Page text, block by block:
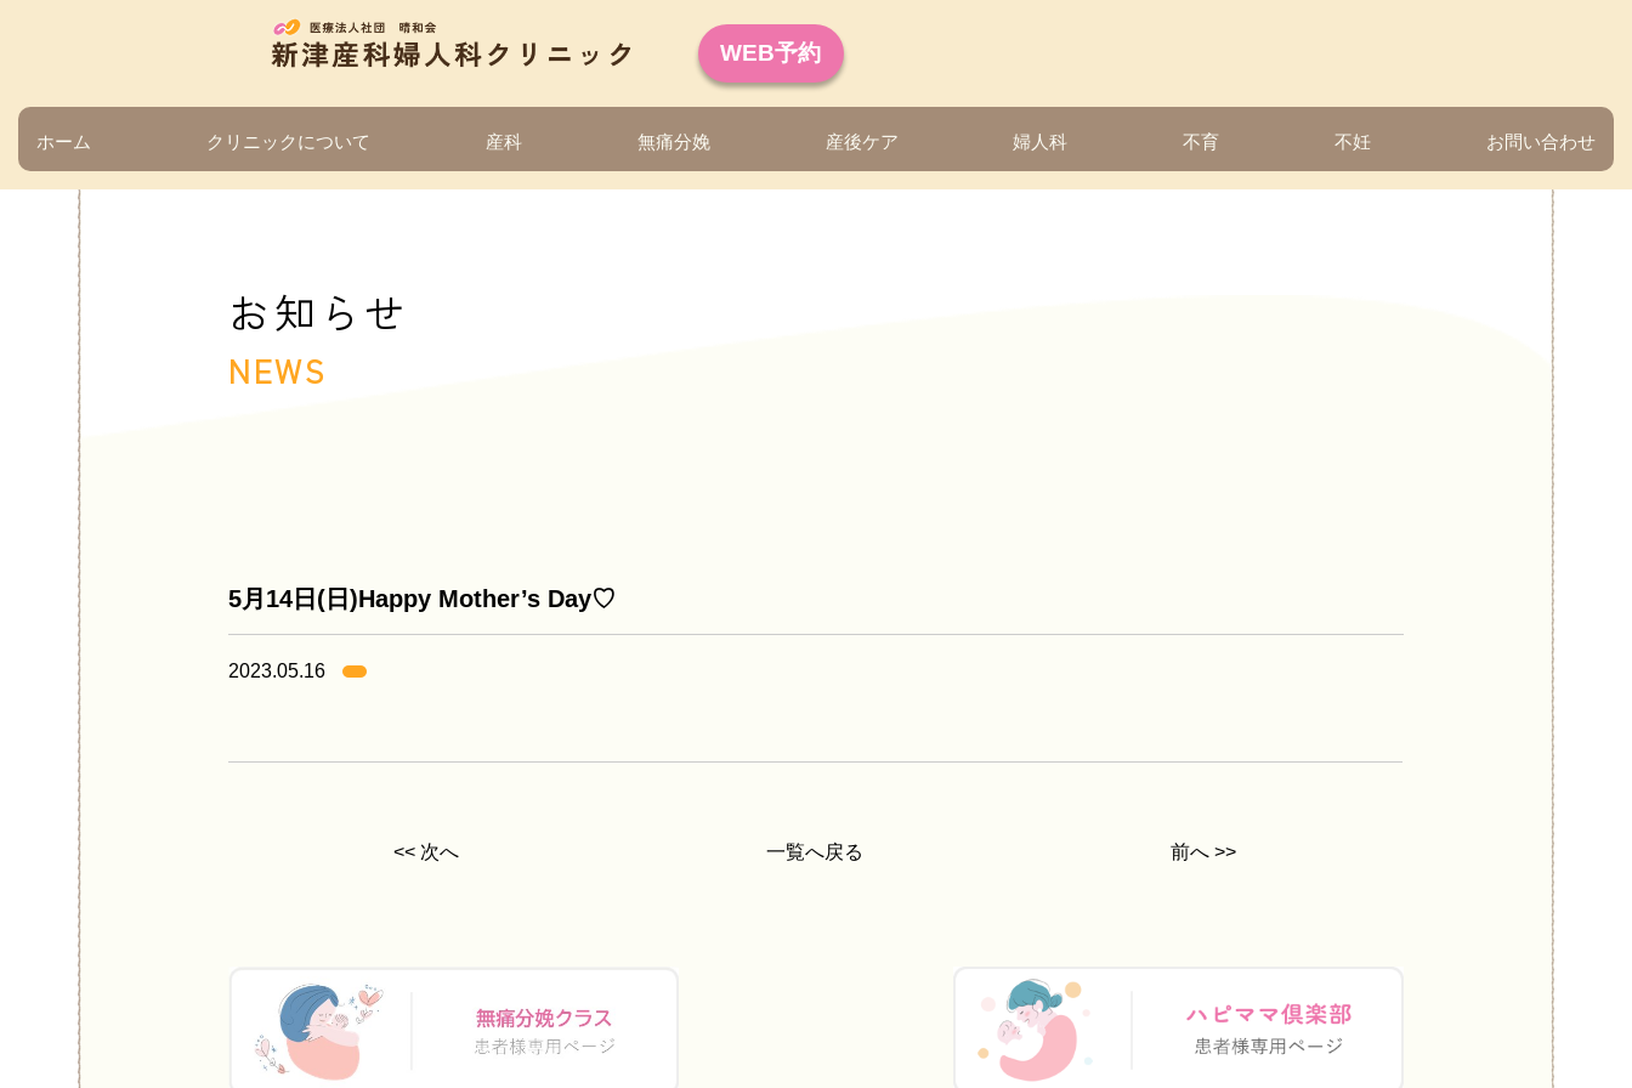
WEB予約
ホーム クリニックについて 産科 無痛分娩 産後ケア 婦人科 不育 不妊 お問い合わせ
お知らせ
NEWS
5月14日(日)Happy Mother’s Day♡
2023.05.16
<< 次へ 一覧へ戻る 前へ >>